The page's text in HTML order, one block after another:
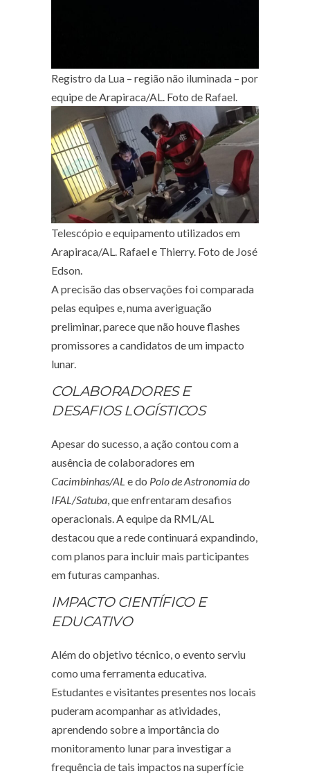
Registro da Lua – região não iluminada – por
equipe de Arapiraca/AL. Foto de Rafael.
Telescópio e equipamento utilizados em
Arapiraca/AL. Rafael e Thierry. Foto de José
Edson.
A precisão das observações foi comparada
pelas equipes e, numa averiguação
preliminar, parece que não houve flashes
promissores a candidatos de um impacto
lunar.
COLABORADORES E
DESAFIOS LOGÍSTICOS
Apesar do sucesso, a ação contou com a
ausência de colaboradores em
Cacimbinhas/AL e do Polo de Astronomia do
IFAL/Satuba , que enfrentaram desafios
operacionais. A equipe da RML/AL
destacou que a rede continuará expandindo,
com planos para incluir mais participantes
em futuras campanhas.
IMPACTO CIENTÍFICO E
EDUCATIVO
Além do objetivo técnico, o evento serviu
como uma ferramenta educativa.
Estudantes e visitantes presentes nos locais
puderam acompanhar as atividades,
aprendendo sobre a importância do
monitoramento lunar para investigar a
frequência de tais impactos na superfície